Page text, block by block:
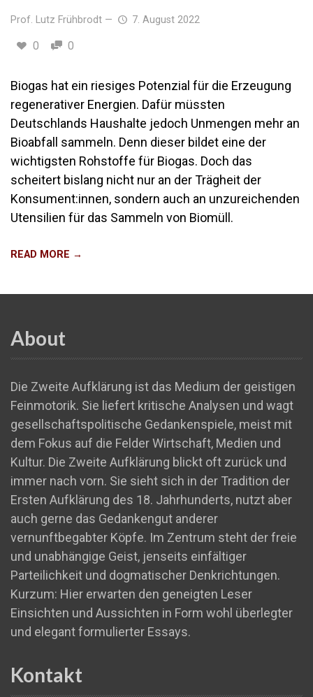
Prof. Lutz Frühbrodt — 7. August 2022
0 0
Biogas hat ein riesiges Potenzial für die Erzeugung
regenerativer Energien. Dafür müssten
Deutschlands Haushalte jedoch Unmengen mehr an
Bioabfall sammeln. Denn dieser bildet eine der
wichtigsten Rohstoffe für Biogas. Doch das
scheitert bislang nicht nur an der Trägheit der
Konsument:innen, sondern auch an unzureichenden
Utensilien für das Sammeln von Biomüll.
READ MORE →
About
Die Zweite Aufklärung ist das Medium der geistigen
Feinmotorik. Sie liefert kritische Analysen und wagt
gesellschaftspolitische Gedankenspiele, meist mit
dem Fokus auf die Felder Wirtschaft, Medien und
Kultur. Die Zweite Aufklärung blickt oft zurück und
immer nach vorn. Sie sieht sich in der Tradition der
Ersten Aufklärung des 18. Jahrhunderts, nutzt aber
auch gerne das Gedankengut anderer
vernunftbegabter Köpfe. Im Zentrum steht der freie
und unabhängige Geist, jenseits einfältiger
Parteilichkeit und dogmatischer Denkrichtungen.
Kurzum: Hier erwarten den geneigten Leser
Einsichten und Aussichten in Form wohl überlegter
und elegant formulierter Essays.
Kontakt